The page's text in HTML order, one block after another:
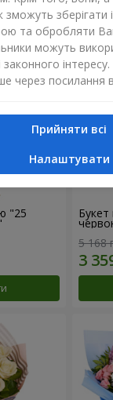
"25 Букет
5 168
зможуть зберігати
та обробляти
можуть
законного
через посилання
Прийняти всі
Налаштувати